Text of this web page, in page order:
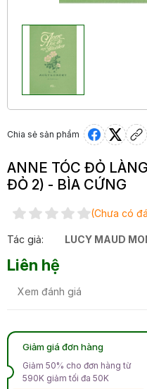
Chia sẻ sản phẩm
ANNE TÓC ĐỎ
ĐỎ 2) - BÌA CỨNG
(Chưa có
Tác giả: LUCY MAUD
Liên hệ
Xem đánh giá
Giảm giá đơn hàng
Giảm 50% cho đơn hàng từ
590K giảm tối đa 50K